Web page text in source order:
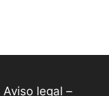
Aviso legal –